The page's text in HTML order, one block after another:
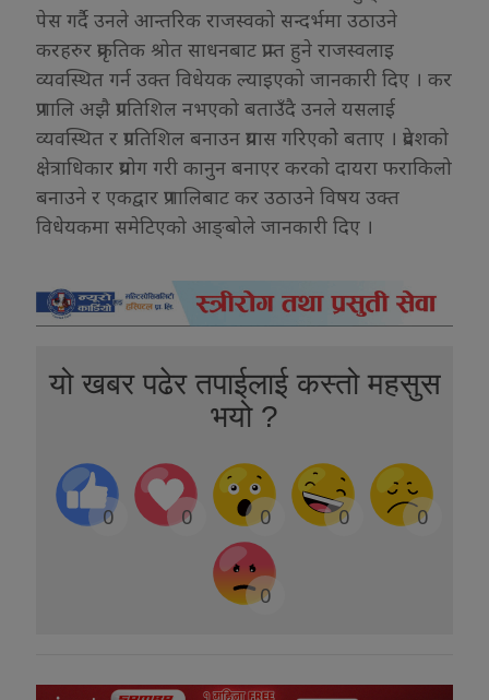
पेस गर्दै उनले आन्तरिक राजस्वको सन्दर्भमा उठाउने
करहरुर प्रकृतिक श्रोत साधनबाट प्राप्त हुने राजस्वलाइ
व्यवस्थित गर्न उक्त विधेयक ल्याइएको जानकारी दिए । कर
प्रणालि अझै प्रगतिशिल नभएको बताउँदै उनले यसलाई
व्यवस्थित र प्रगतिशिल बनाउन प्रयास गरिएकोे बताए । प्रदेशको
क्षेत्राधिकार प्रयोग गरी कानुन बनाएर करको दायरा फराकिलो
बनाउने र एकद्वार प्रणालिबाट कर उठाउने विषय उक्त
विधेयकमा समेटिएको आङ्बोले जानकारी दिए ।
यो खबर पढेर तपाईलाई कस्तो महसुस
भयो ?
0 0 0 0 0
0